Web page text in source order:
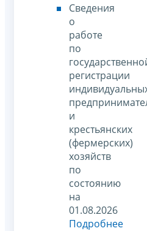
Сведения
о
работе
по
регистрации
и
крестьянских
(фермерских)
хозяйств
по
состоянию
на
01.08.2026
Подробнее